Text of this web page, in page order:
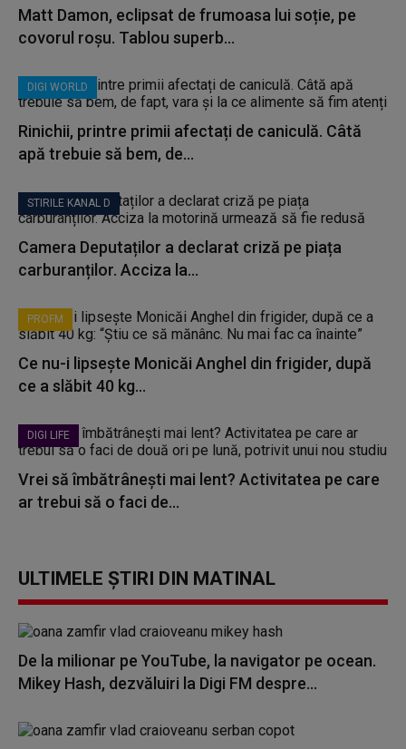
Matt Damon, eclipsat de frumoasa lui soție, pe
covorul roșu. Tablou superb...
DIGI WORLD
Rinichii, printre primii afectați de caniculă. Câtă
apă trebuie să bem, de...
STIRILE KANAL D
Camera Deputaților a declarat criză pe piața
carburanților. Acciza la...
PROFM
Ce nu-i lipsește Monicăi Anghel din frigider, după
ce a slăbit 40 kg...
DIGI LIFE
Vrei să îmbătrânești mai lent? Activitatea pe care
ar trebui să o faci de...
ULTIMELE ȘTIRI DIN MATINAL
De la milionar pe YouTube, la navigator pe ocean.
Mikey Hash, dezvăluiri la Digi FM despre...